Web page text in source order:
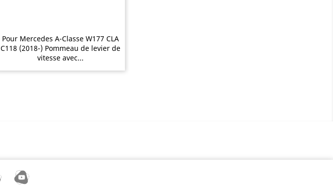
Pour Mercedes A-Classe W177 CLA
C118 (2018-) Pommeau de levier de
vitesse avec...